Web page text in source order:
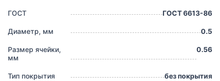
ГОСТ ГОСТ 6613-86
Диаметр, мм 0.5
Размер ячейки,
мм
0.56
Тип покрытия без покрытия